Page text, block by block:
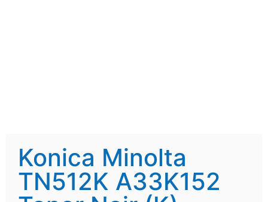
Konica Minolta
TN512K A33K152